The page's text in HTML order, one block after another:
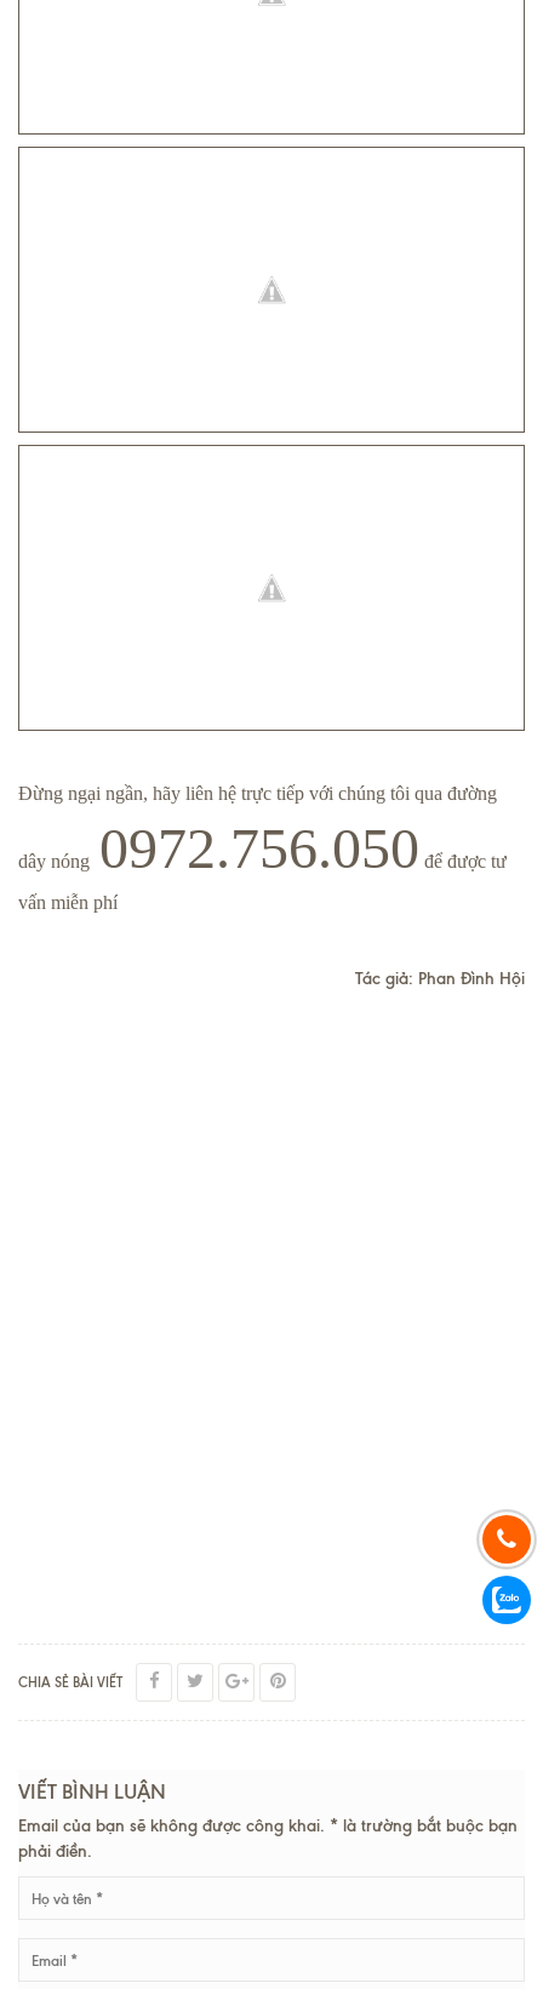
Đừng ngại ngần, hãy liên hệ trực tiếp với chúng tôi qua đường
dây nóng 0972.756.050 để được tư
vấn miễn phí
Tác giả: Phan Đình Hội
CHIA SẺ BÀI VIẾT
VIẾT BÌNH LUẬN
Email của bạn sẽ không được công khai. * là trường bắt buộc bạn
phải điền.